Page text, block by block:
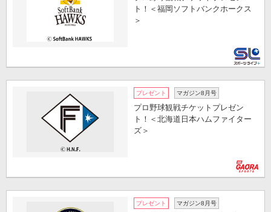
ト！＜福岡ソフトバンクホークス
＞
プレゼント マガジン8月号
プロ野球観戦チケットプレゼン
ト！＜北海道日本ハムファイター
ズ＞
プレゼント マガジン8月号